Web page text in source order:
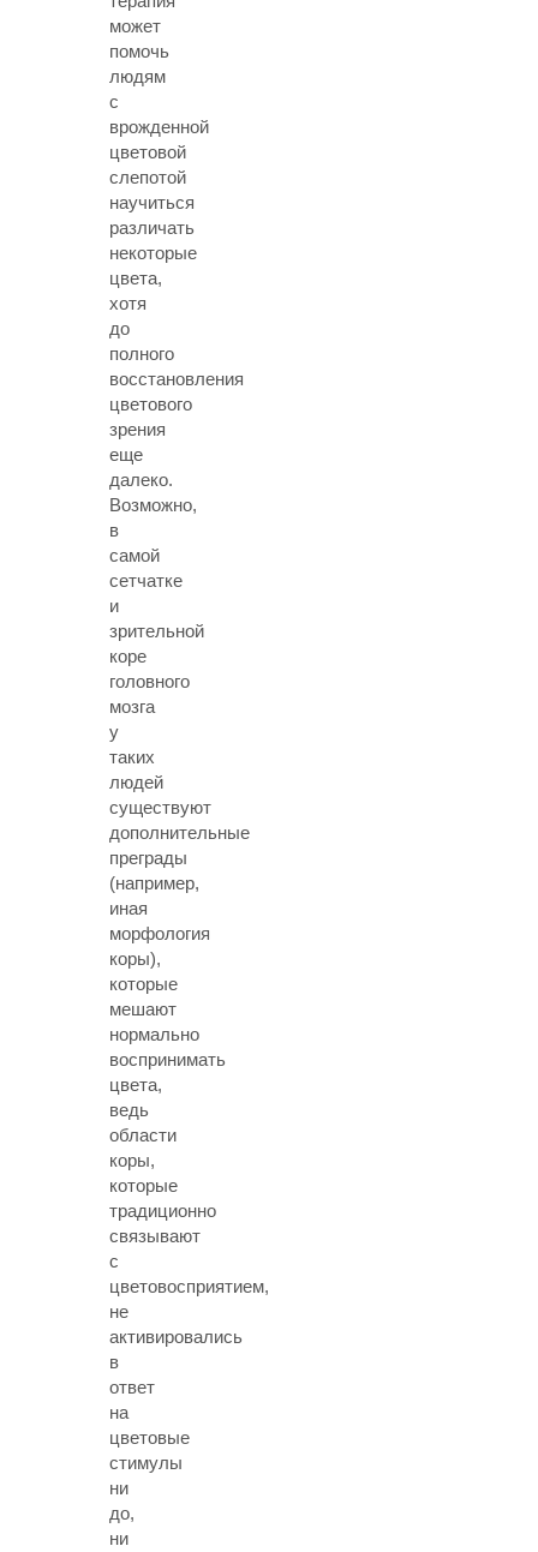
может
помочь
людям
с
врожденной
цветовой
слепотой
научиться
различать
некоторые
цвета,
хотя
до
полного
восстановления
цветового
зрения
еще
далеко.
Возможно,
в
самой
сетчатке
и
зрительной
коре
головного
мозга
у
таких
людей
существуют
дополнительные
преграды
(например,
иная
морфология
коры),
которые
мешают
нормально
воспринимать
цвета,
ведь
области
коры,
которые
традиционно
связывают
с
цветовосприятием,
не
активировались
в
ответ
на
цветовые
стимулы
ни
до,
ни